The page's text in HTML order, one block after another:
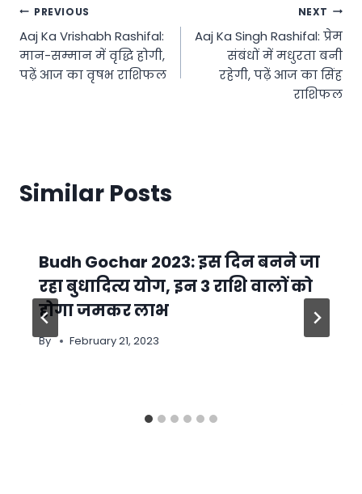
Post
navigation
PREVIOUS
Aaj Ka Vrishabh Rashifal:
मान-सम्मान में वृद्धि होगी,
पढ़ें आज का वृषभ राशिफल
NEXT
Aaj Ka Singh Rashifal: प्रेम
संबंधों में मधुरता बनी
रहेगी, पढ़ें आज का सिंह
राशिफल
Similar Posts
Budh Gochar 2023: इस दिन बनने जा
रहा बुधादित्य योग, इन 3 राशि वालों को
होगा जमकर लाभ
By February 21, 2023